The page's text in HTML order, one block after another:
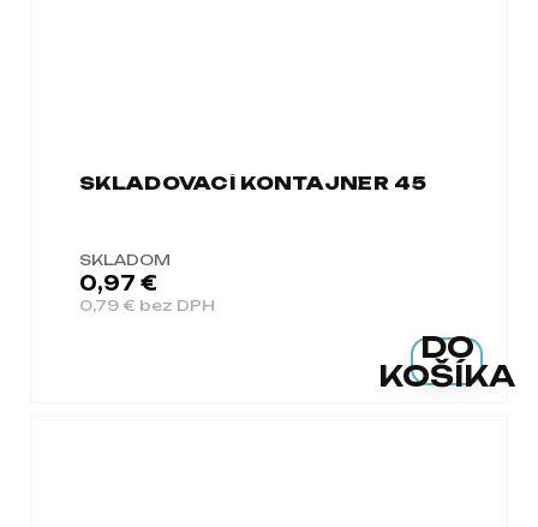
SKLADOVACÍ KONTAJNER 45
SKLADOM
0,79 € bez DPH
0,97 €
DO
KOŠÍKA